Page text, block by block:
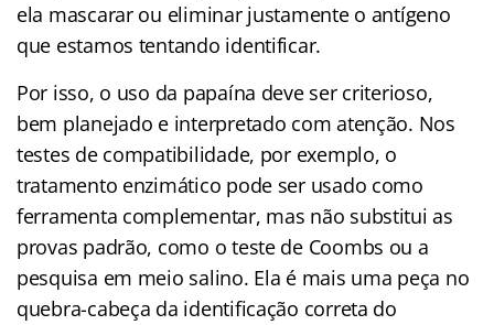
ela mascarar ou eliminar justamente o antígeno
que estamos tentando identificar.
Por isso, o uso da papaína deve ser criterioso,
bem planejado e interpretado com atenção. Nos
testes de compatibilidade, por exemplo, o
tratamento enzimático pode ser usado como
ferramenta complementar, mas não substitui as
provas padrão, como o teste de Coombs ou a
pesquisa em meio salino. Ela é mais uma peça no
quebra-cabeça da identificação correta do